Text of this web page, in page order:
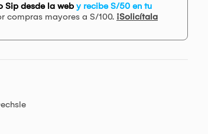
Sip desde la web y recibe S/50 en tu
compras mayores a S/100. ¡Solicítala